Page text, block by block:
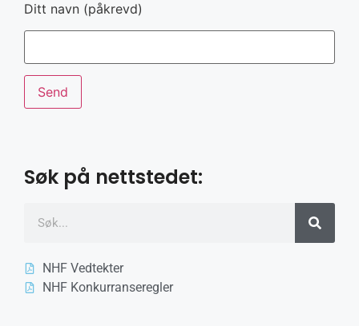
Ditt navn (påkrevd)
Søk på nettstedet:
NHF Vedtekter
NHF Konkurranseregler